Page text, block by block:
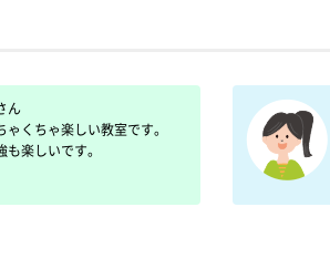
ん
ゃくちゃ楽しい教室です。
も楽しいです。